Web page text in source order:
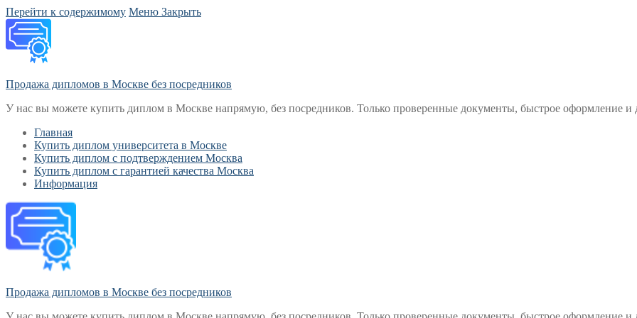
Перейти к содержимому Меню Закрыть
Продажа дипломов в Москве без посредников
У нас вы можете купить диплом в Москве напрямую, без посредников. Только проверенные документы, быстрое оформление и
Главная
Купить диплом университета в Москве
Купить диплом с подтверждением Москва
Купить диплом с гарантией качества Москва
Информация
Продажа дипломов в Москве без посредников